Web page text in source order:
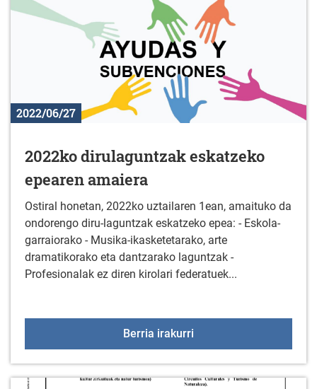
2022/06/27
2022ko dirulaguntzak eskatzeko
epearen amaiera
Ostiral honetan, 2022ko uztailaren 1ean, amaituko da
ondorengo diru-laguntzak eskatzeko epea: - Eskola-
garraiorako - Musika-ikasketetarako, arte
dramatikorako eta dantzarako laguntzak -
Profesionalak ez diren kirolari federatuek...
Berria irakurri